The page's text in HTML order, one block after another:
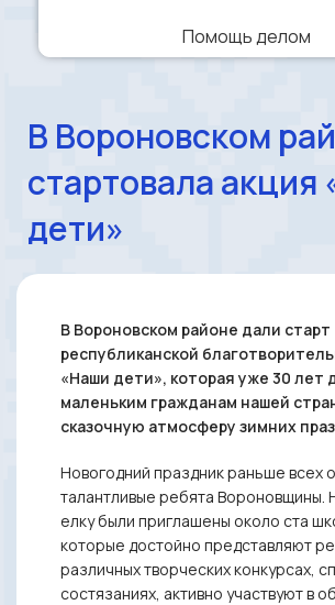
Помощь делом
В Вороновском
стартовала акция
дети»
В Вороновском районе дали старт
республиканской
«Наши дети», которая уже 30 лет
маленьким гражданам нашей
сказочную атмосферу зимних
Новогодний праздник раньше всех
талантливые ребята Вороновщины.
елку были приглашены около ста
которые достойно представляют
различных творческих конкурсах,
состязаниях, активно участвуют в